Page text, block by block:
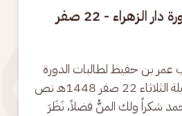
محاضرة لطالبات دورة دار الزهراء - 22 صفر
عمر بن حفيظ لطالبات الدورة
التعليمية بدار الزهراء، ليلة الثلاثاء 22 صفر 1448هـ نص
شكراً ولك المنُّ فضلاً، نَظَرَ